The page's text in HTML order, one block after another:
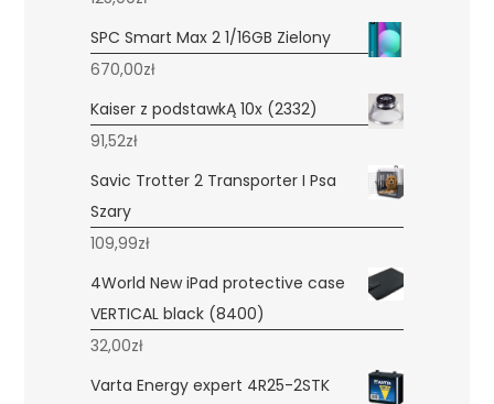
SPC Smart Max 2 1/16GB Zielony
670,00zł
Kaiser z podstawkĄ 10x (2332)
91,52zł
Savic Trotter 2 Transporter I Psa
Szary
109,99zł
4World New iPad protective case
VERTICAL black (8400)
32,00zł
Varta Energy expert 4R25-2STK